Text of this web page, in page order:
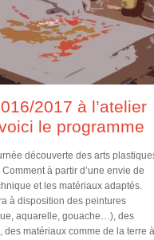
2017 à l’atelier
le programme
découverte des arts
à partir d’une envie de
et les matériaux adaptés.
à disposition des peintures
aquarelle, gouache…), des
des matériaux comme de la terre à